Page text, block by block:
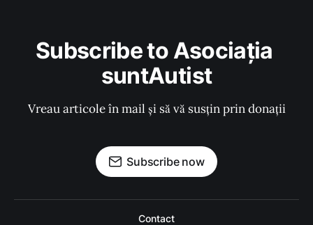
Subscribe to Asociația
suntAutist
Vreau articole în mail și să vă susțin prin donații
Subscribe now
Contact